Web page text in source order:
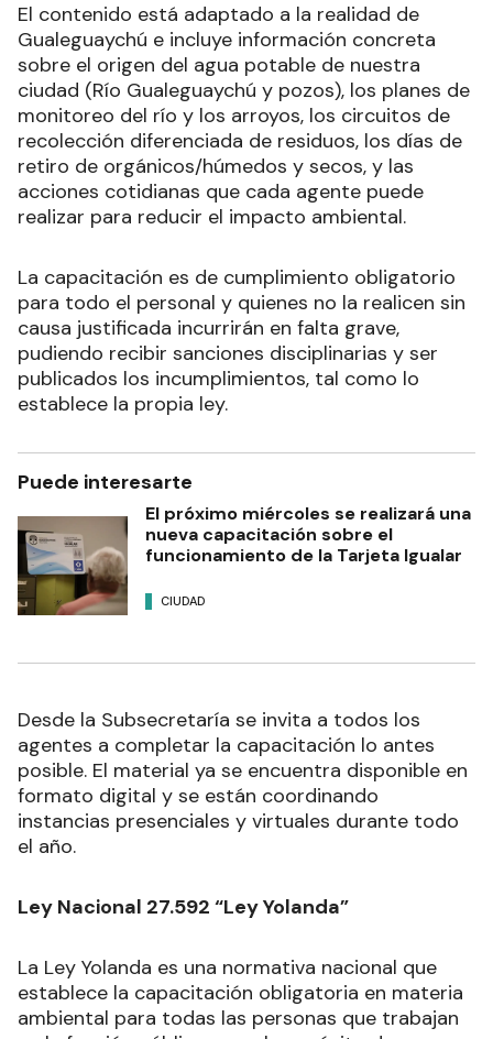
El contenido está adaptado a la realidad de
Gualeguaychú e incluye información concreta
sobre el origen del agua potable de nuestra
ciudad (Río Gualeguaychú y pozos), los planes de
monitoreo del río y los arroyos, los circuitos de
recolección diferenciada de residuos, los días de
retiro de orgánicos/húmedos y secos, y las
acciones cotidianas que cada agente puede
realizar para reducir el impacto ambiental.
La capacitación es de cumplimiento obligatorio
para todo el personal y quienes no la realicen sin
causa justificada incurrirán en falta grave,
pudiendo recibir sanciones disciplinarias y ser
publicados los incumplimientos, tal como lo
establece la propia ley.
Puede interesarte
El próximo miércoles se realizará una
nueva capacitación sobre el
funcionamiento de la Tarjeta Igualar
CIUDAD
Desde la Subsecretaría se invita a todos los
agentes a completar la capacitación lo antes
posible. El material ya se encuentra disponible en
formato digital y se están coordinando
instancias presenciales y virtuales durante todo
el año.
Ley Nacional 27.592 “Ley Yolanda”
La Ley Yolanda es una normativa nacional que
establece la capacitación obligatoria en materia
ambiental para todas las personas que trabajan